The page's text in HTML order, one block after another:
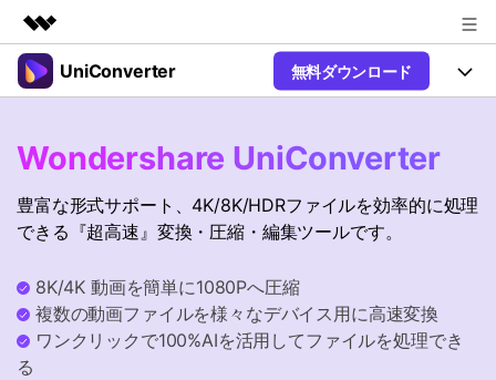
製品
ユーティリティ
概要
ソリューション
プラン＆価格
サポート
UniConverter 無料ダウンロード
UniConverter-動画変換ソフト
UniConverter Windows版
音声をテキストに
確かつ便利にテキストに変換
New
Hot
オンラインツール
オンライン動画圧縮ツール
動画・画像の無料圧縮
Ver17へアップグレード
使い方&コツ
Wondershare UniConverter
豊富な形式サポート、4K/8K/HDRファイルを効率的に処理
できる『超高速』変換・圧縮・編集ツールです。
8K/4K 動画を簡単に1080Pへ圧縮
複数の動画ファイルを様々なデバイス用に高速変換
ワンクリックで100%AIを活用してファイルを処理でき
る